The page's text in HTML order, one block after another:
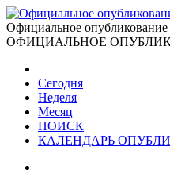
Официальное опубликование
ОФИЦИАЛЬНОЕ
Сегодня
Неделя
Месяц
ПОИСК
КАЛЕНДАРЬ